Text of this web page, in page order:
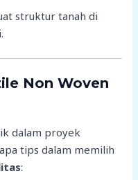
struktur tanah di
Non Woven
dalam proyek
tips dalam memilih
: